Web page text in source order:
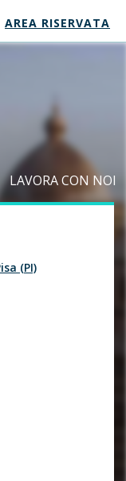
AREA RISERVATA
LAVORA CON NOI
(PI)